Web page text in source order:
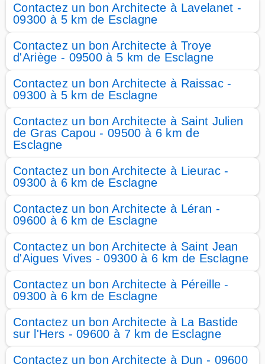
Contactez un bon Architecte à Lavelanet -
09300 à 5 km de Esclagne
Contactez un bon Architecte à Troye
d'Ariège - 09500 à 5 km de Esclagne
Contactez un bon Architecte à Raissac -
09300 à 5 km de Esclagne
Contactez un bon Architecte à Saint Julien
de Gras Capou - 09500 à 6 km de
Esclagne
Contactez un bon Architecte à Lieurac -
09300 à 6 km de Esclagne
Contactez un bon Architecte à Léran -
09600 à 6 km de Esclagne
Contactez un bon Architecte à Saint Jean
d'Aigues Vives - 09300 à 6 km de Esclagne
Contactez un bon Architecte à Péreille -
09300 à 6 km de Esclagne
Contactez un bon Architecte à La Bastide
sur l'Hers - 09600 à 7 km de Esclagne
Contactez un bon Architecte à Dun - 09600